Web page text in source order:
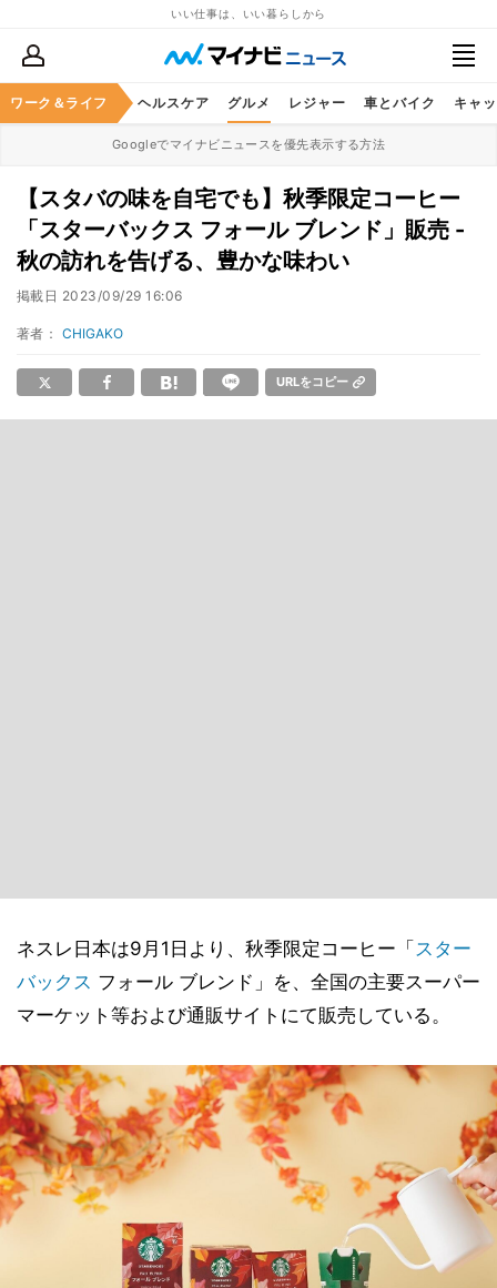
いい仕事は、いい暮らしから
ワーク＆ライフ
マネー 暮らし ヘルスケア グルメ レジャー 車とバイク キャ
Googleでマイナビニュースを優先表示する方法
【スタバの味を自宅でも】秋季限定コーヒー
「スターバックス フォール ブレンド」販売 -
秋の訪れを告げる、豊かな味わい
掲載日 2023/09/29 16:06
著者： CHIGAKO
URLをコピー
ネスレ日本は9月1日より、秋季限定コーヒー「 スター
バックス フォール ブレンド」を、全国の主要スーパー
マーケット等および通販サイトにて販売している。